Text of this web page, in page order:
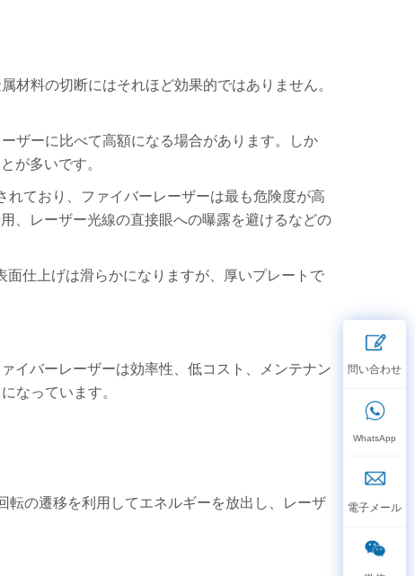
材料の切断にはそれほど効果的ではありません。
ザーに比べて高額になる場合があります。しか
が多いです。
ており、ファイバーレーザーは最も危険度が高
、レーザー光線の直接眼への曝露を避けるなどの
仕上げは滑らかになりますが、厚いプレートで
イバーレーザーは効率性、低コスト、メンテナン
なっています。
転の遷移を利用してエネルギーを放出し、レーザ